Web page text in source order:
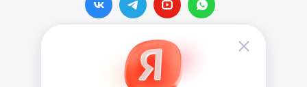
Наши контакты
info@vinylmarkt.ru